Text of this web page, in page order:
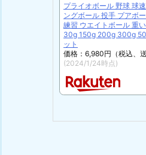
プライオボール 野球 球
ングボール 投手 プアボ
練習 ウエイトボール 重
30g 150g 200g 300g
ット
価格：6,980円（税込、
(2024/1/24時点)